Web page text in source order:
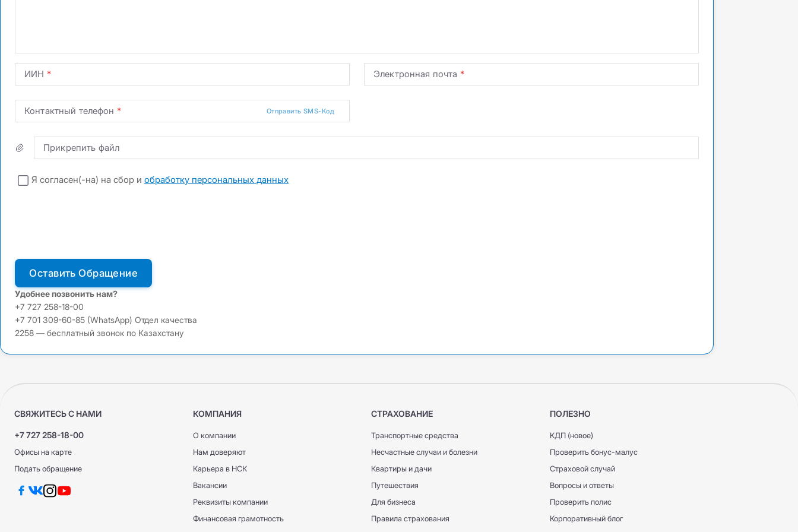
КАСКО Optimum
КАСКО Optimum
ИИН Электронная почта
Контактный телефон Отправить SMS-Код
Прикрепить файл
Я согласен(-на) на сбор и обработку персональных данных
Оставить Обращение
Удобнее позвонить нам?
+7 727 258-18-00
+7 701 309-60-85 (WhatsApp) Отдел качества
2258 — бесплатный звонок по Казахстану
СВЯЖИТЕСЬ С НАМИ
+7 727 258-18-00
Офисы на карте
Подать обращение
КОМПАНИЯ
О компании
Нам доверяют
Карьера в НСК
Вакансии
Реквизиты компании
Финансовая грамотность
СТРАХОВАНИЕ
Транспортные средства
Несчастные случаи и болезни
Квартиры и дачи
Путешествия
Для бизнеса
Правила страхования
ПОЛЕЗНО
КДП (новое)
Проверить бонус-малус
Страховой случай
Вопросы и ответы
Проверить полис
Корпоративный блог